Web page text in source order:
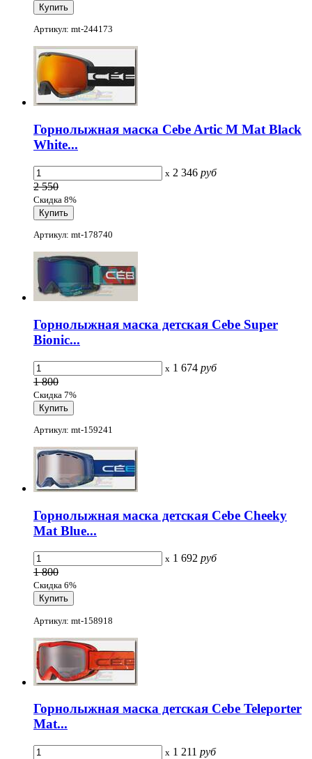
Артикул: mt-244173
Горнолыжная маска Cebe Artic M Mat Black
White...
x 2 346 руб
2 550
Скидка 8%
Артикул: mt-178740
Горнолыжная маска детская Cebe Super
Bionic...
x 1 674 руб
1 800
Скидка 7%
Артикул: mt-159241
Горнолыжная маска детская Cebe Cheeky
Mat Blue...
x 1 692 руб
1 800
Скидка 6%
Артикул: mt-158918
Горнолыжная маска детская Cebe Teleporter
Mat...
x 1 211 руб